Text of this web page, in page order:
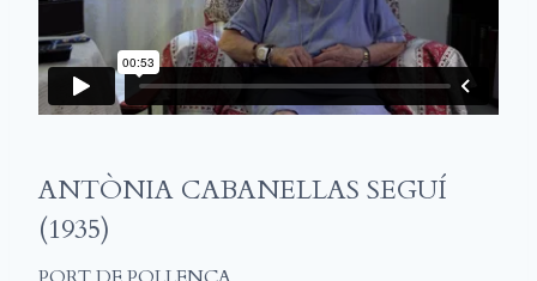
ANTÒNIA CABANELLAS SEGUÍ
(1935)